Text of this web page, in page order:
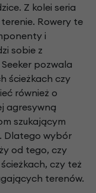
Z kolei seria
Rowery te
i
sobie z
pozwala
ścieżkach czy
również o
agresywną
szukającym
Dlatego wybór
od tego, czy
czy też
terenów.